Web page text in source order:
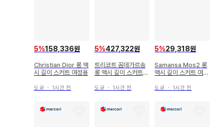
5%158,336원
Christian Dior 롱 맥
시 길이 스커트 여성용
도쿄 ・ 1시간 전
5%427,322원
트리코트 꼼데가르송
롱 맥시 길이 스커트
도쿄 ・ 1시간 전
5%29,318원
Samansa Mos2 롱
맥시 길이 스커트 여성
도쿄 ・ 1시간 전